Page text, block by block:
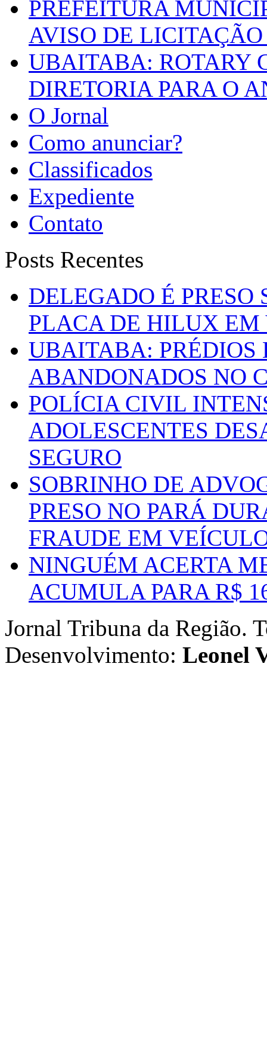
PREFEITURA
AVISO DE LICITAÇÃO
UBAITABA: ROTARY
DIRETORIA PARA O
O Jornal
Como anunciar?
Classificados
Expediente
Contato
Posts Recentes
DELEGADO É PRESO
PLACA DE HILUX EM
UBAITABA: PRÉDIOS
ABANDONADOS NO
POLÍCIA CIVIL
ADOLESCENTES
SEGURO
SOBRINHO DE
PRESO NO PARÁ
FRAUDE EM
NINGUÉM ACERTA
ACUMULA PARA R$
Jornal Tribuna da Região.
Desenvolvimento: Leonel